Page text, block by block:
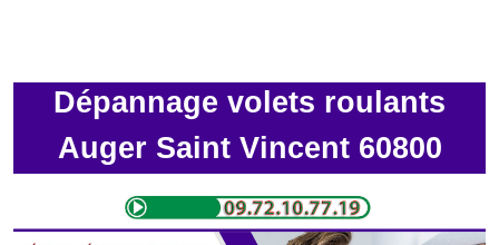
Dépannage volets roulants
Auger Saint Vincent 60800